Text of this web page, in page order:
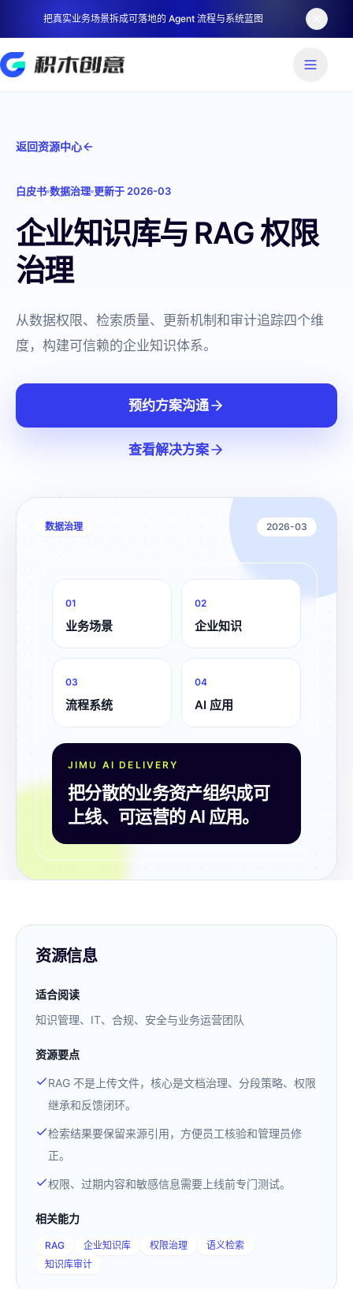
把真实业务场景拆成可落地的 Agent 流程与系统蓝图
返回资源中心
白皮书 数据治理 更新于 2026-03
企业知识库与 RAG 权限
治理
从数据权限、检索质量、更新机制和审计追踪四个维
度，构建可信赖的企业知识体系。
预约方案沟通
查看解决方案
数据治理 2026-03
01
业务场景
02
企业知识
03
流程系统
04
AI 应用
JIMU AI DELIVERY
把分散的业务资产组织成可
上线、可运营的 AI 应用。
资源信息
适合阅读
知识管理、IT、合规、安全与业务运营团队
资源要点
RAG 不是上传文件，核心是文档治理、分段策略、权限
继承和反馈闭环。
检索结果要保留来源引用，方便员工核验和管理员修
正。
权限、过期内容和敏感信息需要上线前专门测试。
相关能力
RAG 企业知识库 权限治理
语义检索
知识库审计